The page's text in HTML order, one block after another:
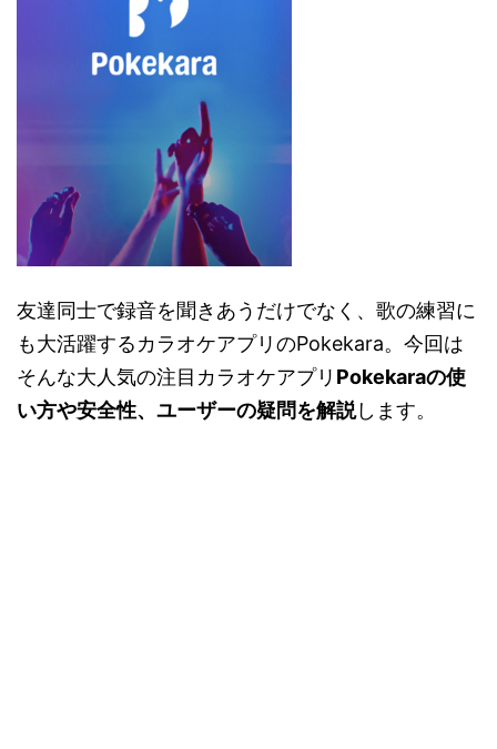
友達同士で録音を聞きあうだけでなく、歌の練習に
も大活躍するカラオケアプリのPokekara。今回は
そんな大人気の注目カラオケアプリ Pokekaraの使
い方や安全性、ユーザーの疑問を解説します。